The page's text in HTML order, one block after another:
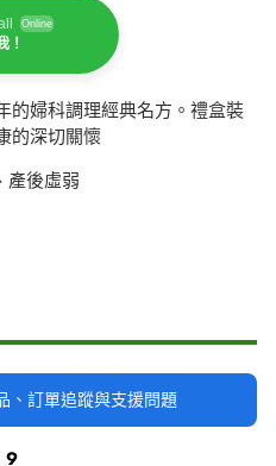
Online
！
的婦科調理經典名方。禮盒裝
的深切關懷
產後虛弱
、訂單追蹤與支援問題
9